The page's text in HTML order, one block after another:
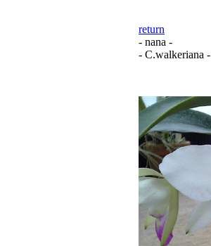
return
- nana -
- C.walkeriana -